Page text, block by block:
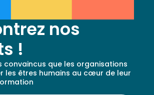
nos
!
convaincus que les organisations
les êtres humains au cœur de leur